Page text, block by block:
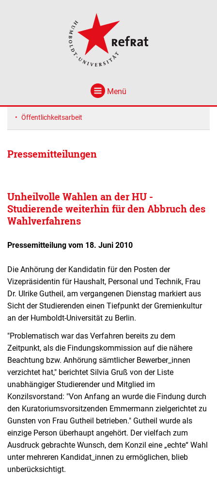
Menü
Öffentlichkeitsarbeit
Pressemitteilungen
Unheilvolle Wahlen an der HU -
Studierende weiterhin für den Abbruch des
Wahlverfahrens
Pressemitteilung vom 18. Juni 2010
Die Anhörung der Kandidatin für den Posten der
Vizepräsidentin für Haushalt, Personal und Technik, Frau
Dr. Ulrike Gutheil, am vergangenen Dienstag markiert aus
Sicht der Studierenden einen Tiefpunkt der Gremienkultur
an der Humboldt-Universität zu Berlin.
"Problematisch war das Verfahren bereits zu dem
Zeitpunkt, als die Findungskommission auf die nähere
Beachtung bzw. Anhörung sämtlicher Bewerber_innen
verzichtet hat," berichtet Silvia Gruß von der Liste
unabhängiger Studierender und Mitglied im
Konzilsvorstand: "Von Anfang an wurde die Findung durch
den Kuratoriumsvorsitzenden Emmermann zielgerichtet zu
Gunsten von Frau Gutheil betrieben." Gutheil wurde als
einzige Person überhaupt angehört. Der vielfach zum
Ausdruck gebrachte Wunsch, dem Konzil eine „echte“ Wahl
unter mehreren Kandidat_innen zu ermöglichen, blieb
unberücksichtigt.